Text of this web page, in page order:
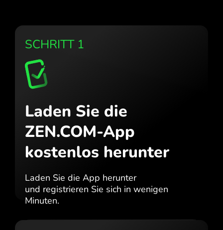
SCHRITT 1
Laden Sie die
ZEN.COM-App
kostenlos herunter
Laden Sie die App herunter
und registrieren Sie sich in wenigen
Minuten.